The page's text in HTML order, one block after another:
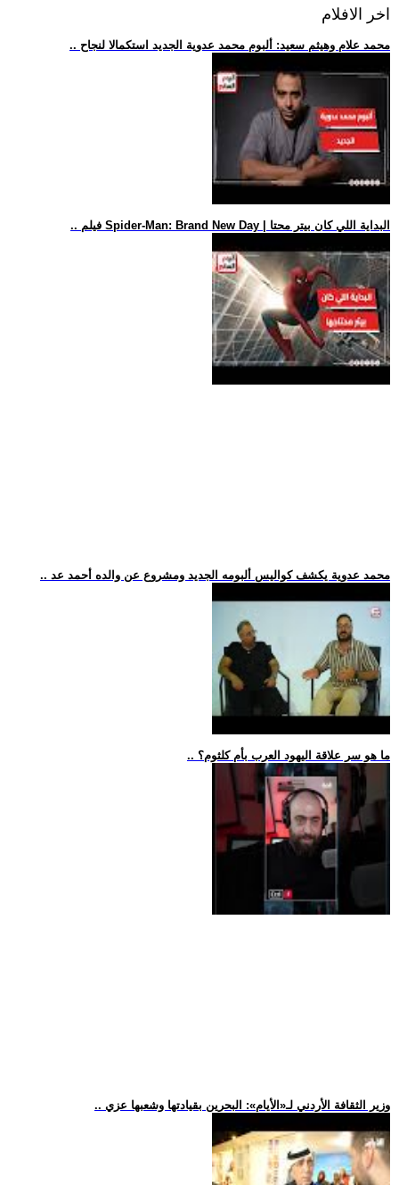
اخر الافلام
.. محمد علام وهيثم سعيد: ألبوم محمد عدوية الجديد استكمالا لنجاح
.. فيلم Spider-Man: Brand New Day | البداية اللي كان بيتر محتا
.. محمد عدوية يكشف كواليس ألبومه الجديد ومشروع عن والده أحمد عد
.. ما هو سر علاقة اليهود العرب بأم كلثوم؟
.. وزير الثقافة الأردني لـ«الأيام»: البحرين بقيادتها وشعبها عزي